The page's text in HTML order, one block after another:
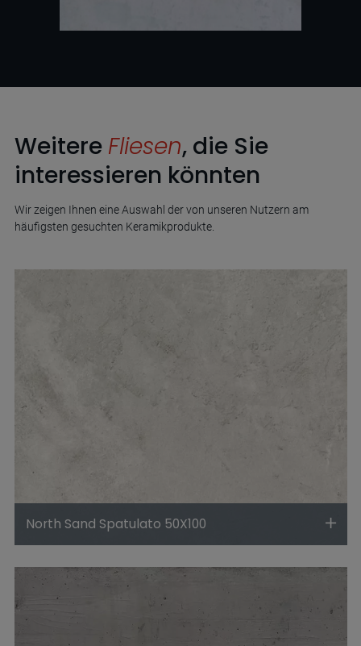
North Sand Spatulato 50X100
Weitere Fliesen, die Sie
interessieren könnten
Wir zeigen Ihnen eine Auswahl der von unseren Nutzern am
häufigsten gesuchten Keramikprodukte.